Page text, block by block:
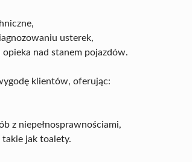
usterek,
opieka nad stanem pojazdów.
klientów, oferując:
z niepełnosprawnościami,
jak toalety.